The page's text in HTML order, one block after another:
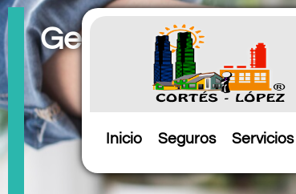
Inicio Seguros
Gestión del